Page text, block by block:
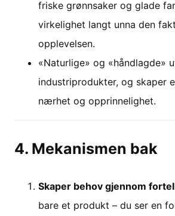
friske grønnsaker og glade
virkelighet langt unna den
opplevelsen.
«Naturlige» og «håndlagde»
industriprodukter, og skaper
nærhet og opprinnelighet.
4. Mekanismen bak
Skaper behov gjennom
bare et produkt – du ser en